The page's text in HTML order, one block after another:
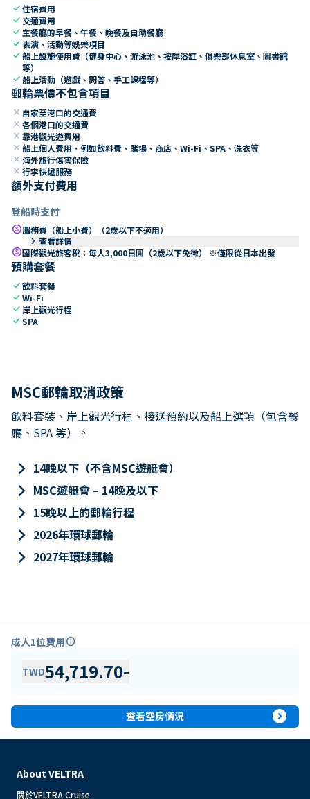
check住宿費用
check 交通費用
check 主餐廳的早餐、午餐、晚餐及自助餐廳
check表演、活動等娛樂項目
check船上設施使用費（健身中心、游泳池、按摩浴缸、俱樂部休息室、圖書館
等）
check船上活動（遊戲、問答、手工課程等）
郵輪票價不包含項目
close 自家至港口的交通費
close 各個港口的交通費
close 靠港觀光遊費用
close 船上個人費用，例如飲料費、賭場、商店、Wi-Fi、SPA、洗衣等
close 海外旅行傷害保險
close 行李快遞服務
額外支付費用
登船時支付
paid服務費（船上小費）（2歲以下不適用）
keyboard_arrow_right 查看詳情
paid國際觀光旅客稅：每人3,000日圓（2歲以下免徵） ※僅限從日本出發
預購套餐
check飲料套餐
checkWi-Fi
check 岸上觀光行程
checkSPA
MSC郵輪取消政策
飲料套裝、岸上觀光行程、接送預約以及船上選項（包含餐
廳、SPA 等）。
keyboard_arrow_right 14晚以下（不含MSC遊艇會）
keyboard_arrow_right MSC遊艇會 – 14晚及以下
keyboard_arrow_right 15晚以上的郵輪行程
keyboard_arrow_right 2026年環球郵輪
keyboard_arrow_right 2027年環球郵輪
成人1位費用info
TWD54,719.70-
查看空房情況 expand_circle_right
About VELTRA
關於VELTRA Cruise